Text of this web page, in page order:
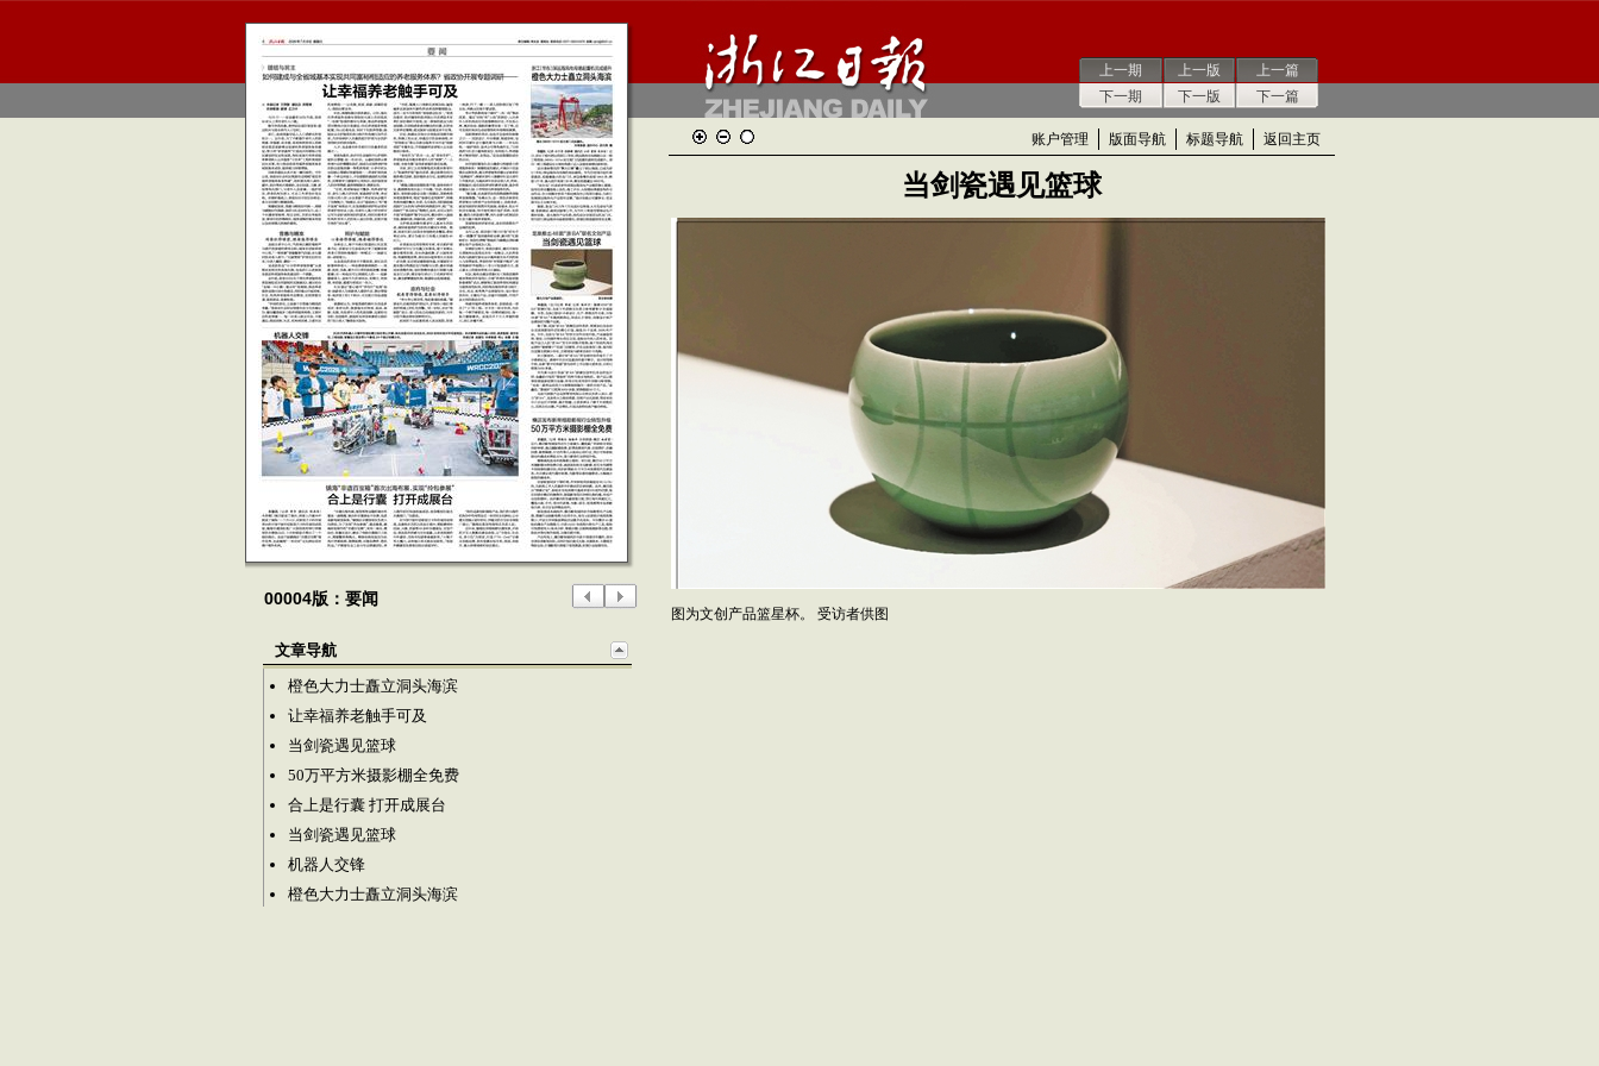
上一期
下一期
上一版
下一版
上一篇
下一篇
00004版：要闻
文章导航
橙色大力士矗立洞头海滨
让幸福养老触手可及
当剑瓷遇见篮球
50万平方米摄影棚全免费
合上是行囊 打开成展台
当剑瓷遇见篮球
机器人交锋
橙色大力士矗立洞头海滨
账户管理 版面导航 标题导航 返回主页
当剑瓷遇见篮球
图为文创产品篮星杯。 受访者供图